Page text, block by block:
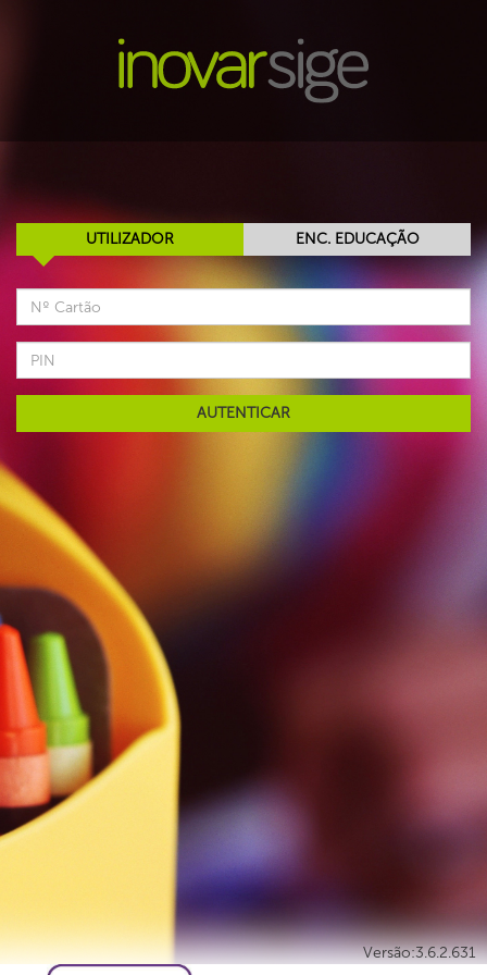
Versão:3.6.2.631
UTILIZADOR ENC. EDUCAÇÃO
AUTENTICAR